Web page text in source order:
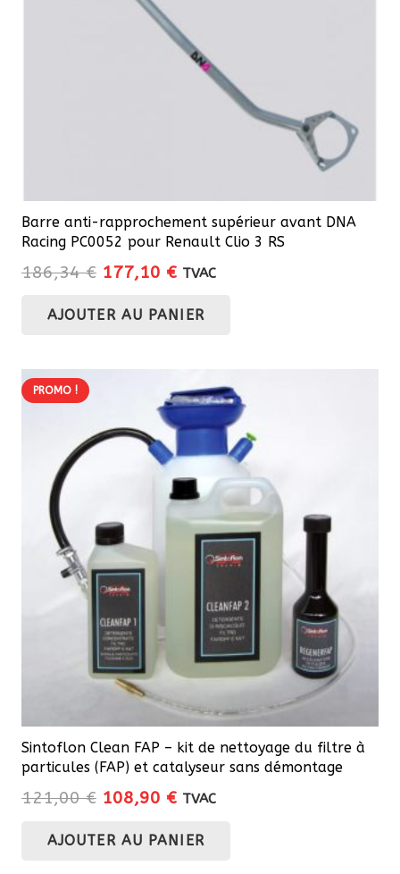
Barre anti-rapprochement supérieur avant DNA
Racing PC0052 pour Renault Clio 3 RS
186,34€ Le
initial
177,10 €Le
actuel
TVAC
AJOUTER AU PANIER
PROMO !
Sintoflon Clean FAP – kit de nettoyage du filtre à
particules (FAP) et catalyseur sans démontage
121,00€ Le
initial
108,90 €Le
actuel
TVAC
AJOUTER AU PANIER